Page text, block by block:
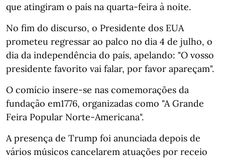
que atingiram o país na quarta-feira à noite.
No fim do discurso, o Presidente dos EUA
prometeu regressar ao palco no dia 4 de julho, o
dia da independência do país, apelando: "O vosso
presidente favorito vai falar, por favor apareçam".
O comício insere-se nas comemorações da
fundação em1776, organizadas como "A Grande
Feira Popular Norte-Americana".
A presença de Trump foi anunciada depois de
vários músicos cancelarem atuações por receio